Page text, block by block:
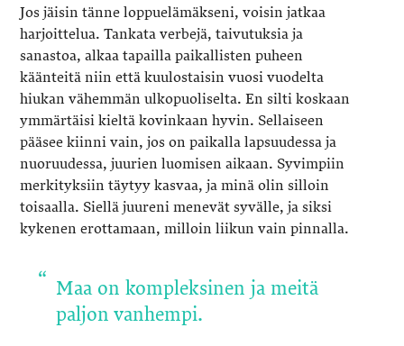
Jos jäisin tänne loppuelämäkseni, voisin jatkaa
harjoittelua. Tankata verbejä, taivutuksia ja
sanastoa, alkaa tapailla paikallisten puheen
käänteitä niin että kuulostaisin vuosi vuodelta
hiukan vähemmän ulkopuoliselta. En silti koskaan
ymmärtäisi kieltä kovinkaan hyvin. Sellaiseen
pääsee kiinni vain, jos on paikalla lapsuudessa ja
nuoruudessa, juurien luomisen aikaan. Syvimpiin
merkityksiin täytyy kasvaa, ja minä olin silloin
toisaalla. Siellä juureni menevät syvälle, ja siksi
kykenen erottamaan, milloin liikun vain pinnalla.
Maa on kompleksinen ja meitä
paljon vanhempi.